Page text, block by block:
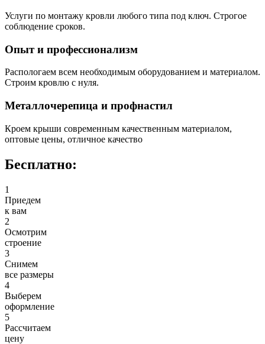
Услуги по монтажу кровли любого типа под ключ. Строгое
соблюдение сроков.
Опыт и профессионализм
Распологаем всем необходимым оборудованием и материалом.
Строим кровлю с нуля.
Металлочерепица и профнастил
Кроем крыши современным качественным материалом,
оптовые цены, отличное качество
Бесплатно:
1
Приедем
к вам
2
Осмотрим
строение
3
Снимем
все размеры
4
Выберем
оформление
5
Рассчитаем
цену